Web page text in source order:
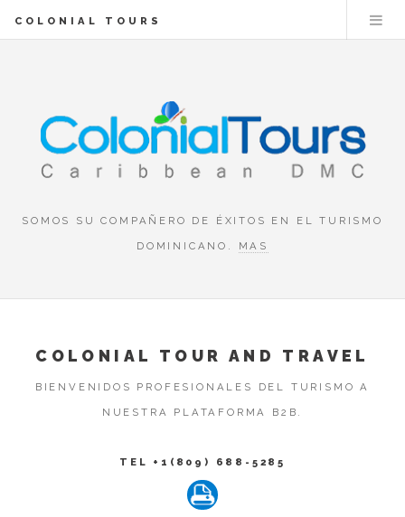
COLONIAL TOURS
SOMOS SU COMPAÑERO DE ÉXITOS EN EL TURISMO
DOMINICANO.
MAS
COLONIAL TOUR AND TRAVEL
BIENVENIDOS PROFESIONALES DEL TURISMO A
NUESTRA PLATAFORMA B2B.
TEL +1(809) 688-5285